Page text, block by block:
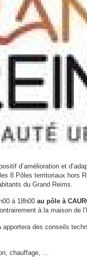
d’amélioration et
8 Pôles territoriaux hors
du Grand Reims.
à 18h00 au pôle à
à la maison de
des conseils
chauffage, …